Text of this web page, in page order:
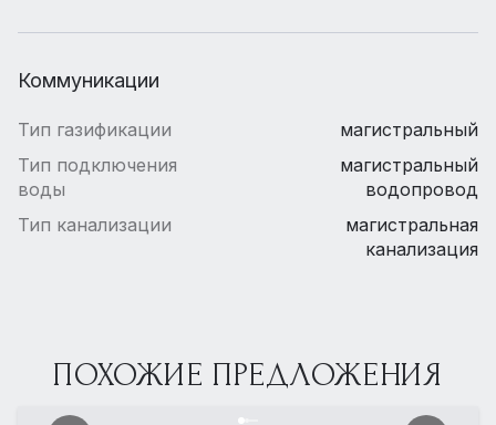
Коммуникации
Тип газификации
магистральный
Тип подключения
воды
магистральный
водопровод
Тип канализации
магистральная
канализация
ПОХОЖИЕ ПРЕДЛОЖЕНИЯ